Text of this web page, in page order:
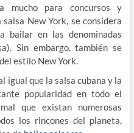
para concursos y
New York, se considera
bailar en las denominadas
Sin embargo, también se
estilo New York.
igual que la salsa cubana y la
popularidad en todo el
que existan numerosas
los rincones del planeta,